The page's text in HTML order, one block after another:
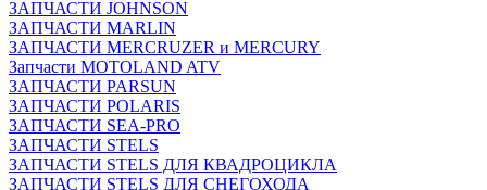
ЗАПЧАСТИ JOHNSON
ЗАПЧАСТИ MARLIN
ЗАПЧАСТИ MERCRUZER и MERCURY
Запчасти MOTOLAND ATV
ЗАПЧАСТИ PARSUN
ЗАПЧАСТИ POLARIS
ЗАПЧАСТИ SEA-PRO
ЗАПЧАСТИ STELS
ЗАПЧАСТИ STELS ДЛЯ КВАДРОЦИКЛА
ЗАПЧАСТИ STELS ДЛЯ СНЕГОХОДА